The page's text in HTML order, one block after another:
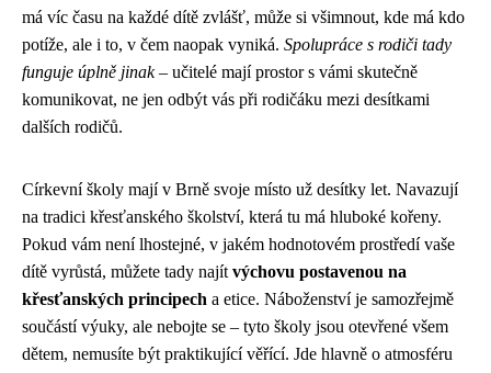
má víc času na každé dítě zvlášť, může si všimnout, kde má kdo
potíže, ale i to, v čem naopak vyniká. Spolupráce s rodiči tady
funguje úplně jinak– učitelé mají prostor s vámi skutečně
komunikovat, ne jen odbýt vás při rodičáku mezi desítkami
dalších rodičů.
Církevní školy mají v Brně svoje místo už desítky let. Navazují
na tradici křesťanského školství, která tu má hluboké kořeny.
Pokud vám není lhostejné, v jakém hodnotovém prostředí vaše
dítě vyrůstá, můžete tady najít výchovu postavenou na
křesťanských principech a etice. Náboženství je samozřejmě
součástí výuky, ale nebojte se – tyto školy jsou otevřené všem
dětem, nemusíte být praktikující věřící. Jde hlavně o atmosféru